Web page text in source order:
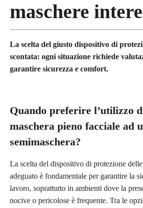
maschere
La scelta del giusto dispositivo di
scontata: ogni situazione richiede
garantire sicurezza e comfort.
Quando preferire l’utilizzo
maschera pieno facciale ad
semimaschera?
La scelta del dispositivo di protezione
adeguato è fondamentale per garantire la
lavoro, soprattutto in ambienti dove la
nocive o pericolose è frequente. Tra le